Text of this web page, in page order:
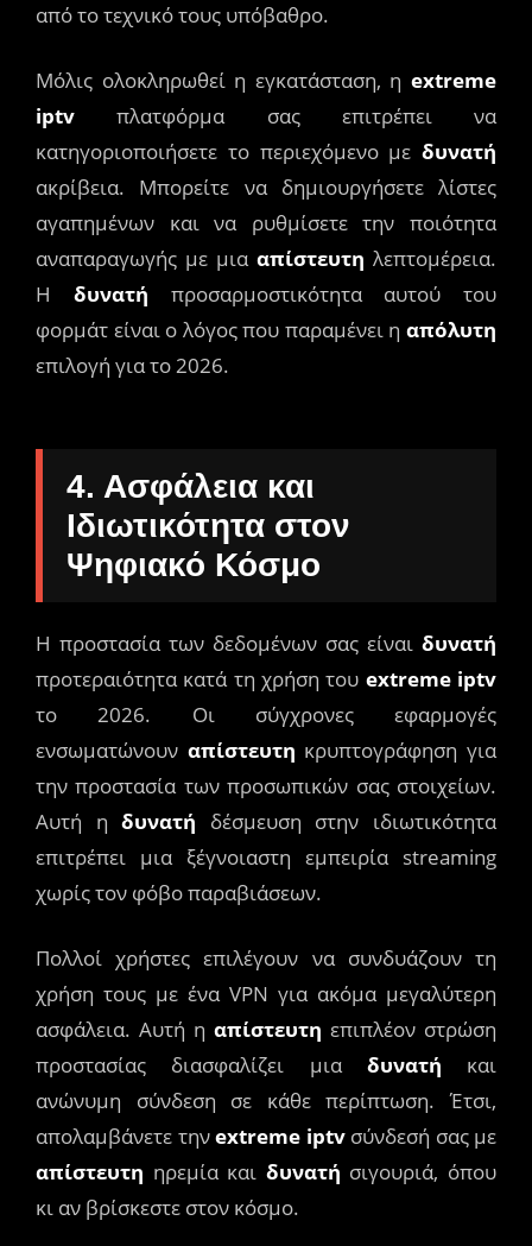
από το τεχνικό τους υπόβαθρο.
Μόλις ολοκληρωθεί η εγκατάσταση, η extreme
iptv πλατφόρμα σας επιτρέπει να
κατηγοριοποιήσετε το περιεχόμενο με δυνατή
ακρίβεια. Μπορείτε να δημιουργήσετε λίστες
αγαπημένων και να ρυθμίσετε την ποιότητα
αναπαραγωγής με μια απίστευτη λεπτομέρεια.
Η δυνατή προσαρμοστικότητα αυτού του
φορμάτ είναι ο λόγος που παραμένει η απόλυτη
επιλογή για το 2026.
4. Ασφάλεια και
Ιδιωτικότητα στον
Ψηφιακό Κόσμο
Η προστασία των δεδομένων σας είναι δυνατή
προτεραιότητα κατά τη χρήση του extreme iptv
το 2026. Οι σύγχρονες εφαρμογές
ενσωματώνουν απίστευτη κρυπτογράφηση για
την προστασία των προσωπικών σας στοιχείων.
Αυτή ηδυνατή δέσμευση στην ιδιωτικότητα
επιτρέπει μια ξέγνοιαστη εμπειρία streaming
χωρίς τον φόβο παραβιάσεων.
Πολλοί χρήστες επιλέγουν να συνδυάζουν τη
χρήση τους με ένα VPN για ακόμα μεγαλύτερη
ασφάλεια. Αυτή η απίστευτη επιπλέον στρώση
προστασίας διασφαλίζει μια δυνατή και
ανώνυμη σύνδεση σε κάθε περίπτωση. Έτσι,
απολαμβάνετε τηνextreme iptv σύνδεσή σας με
απίστευτη ηρεμία και δυνατή σιγουριά, όπου
κι αν βρίσκεστε στον κόσμο.